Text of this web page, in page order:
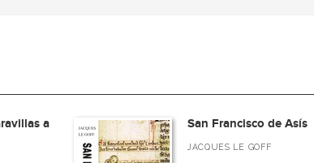
a
San Francisco de Asís
JACQUES LE GOFF